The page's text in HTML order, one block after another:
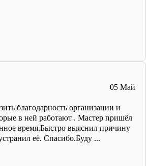
05 Май
благодарность организации и
в ней работают . Мастер пришёл
время.Быстро выяснил причину
её. Спасибо.Буду ...